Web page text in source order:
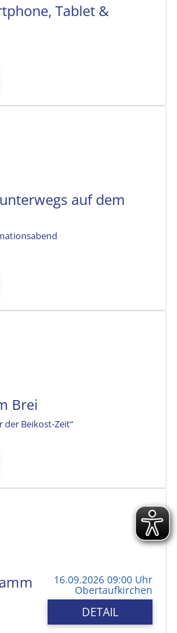
Tablet &
auf dem
Brei
Beikost-Zeit“
16.09.2026 09:00 Uhr
Obertaufkirchen
DETAIL